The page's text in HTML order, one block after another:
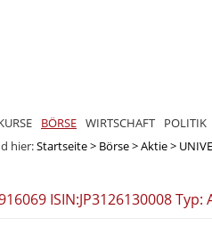
BÖRSE WIRTSCHAFT POLITIK
hier:Startseite> Börse>Aktie>
ISIN:JP3126130008 Typ: